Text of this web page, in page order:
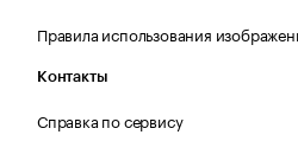
Правила использования
Контакты
Справка по сервису